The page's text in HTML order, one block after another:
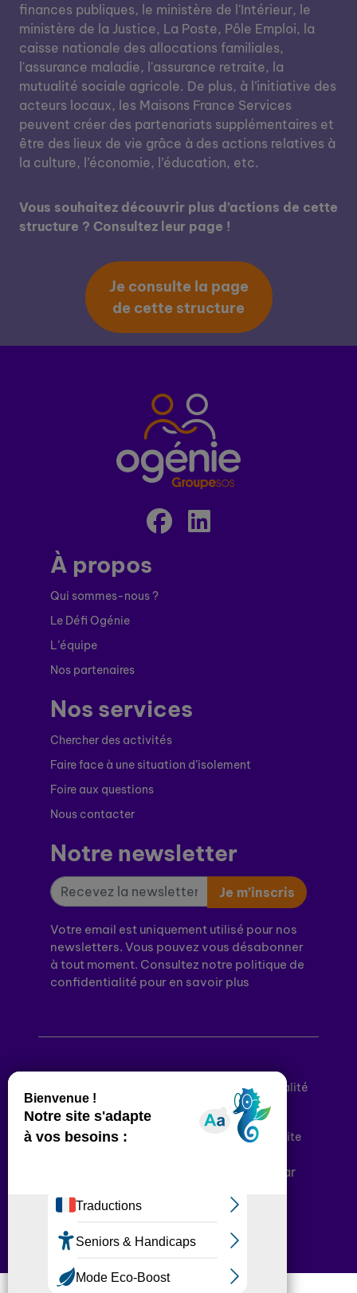
finances publiques, le ministère de l'Intérieur, le
ministère de la Justice, La Poste, Pôle Emploi, la
caisse nationale des allocations familiales,
l'assurance maladie, l'assurance retraite, la
mutualité sociale agricole. De plus, à l’initiative des
acteurs locaux, les Maisons France Services
peuvent créer des partenariats supplémentaires et
être des lieux de vie grâce à des actions relatives à
la culture, l’économie, l’éducation, etc.
Vous souhaitez découvrir plus d’actions de cette
structure ? Consultez leur page !
Je consulte la page
de cette structure
À propos
Qui sommes-nous ?
Le Défi Ogénie
L’équipe
Nos partenaires
Nos services
Chercher des activités
Faire face à une situation d’isolement
Foire aux questions
Nous contacter
Notre newsletter
Je m’inscris
Votre email est uniquement utilisé pour nos
newsletters. Vous pouvez vous désabonner
à tout moment. Consultez notre politique de
confidentialité pour en savoir plus
Politique de confidentialité
Conditions générales d’utilisation
Déclaration d’accessibilité
Plan du site
Plateforme développée en France par